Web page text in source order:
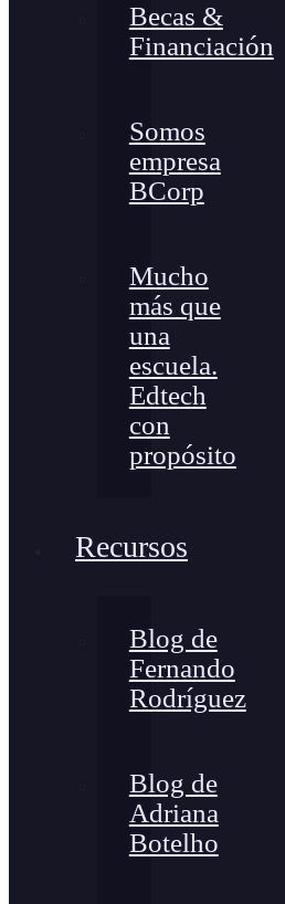
Becas &
Financiación
Somos
empresa
BCorp
Mucho
más que
una
escuela.
Edtech
con
propósito
Recursos
Blog de
Fernando
Rodríguez
Blog de
Adriana
Botelho